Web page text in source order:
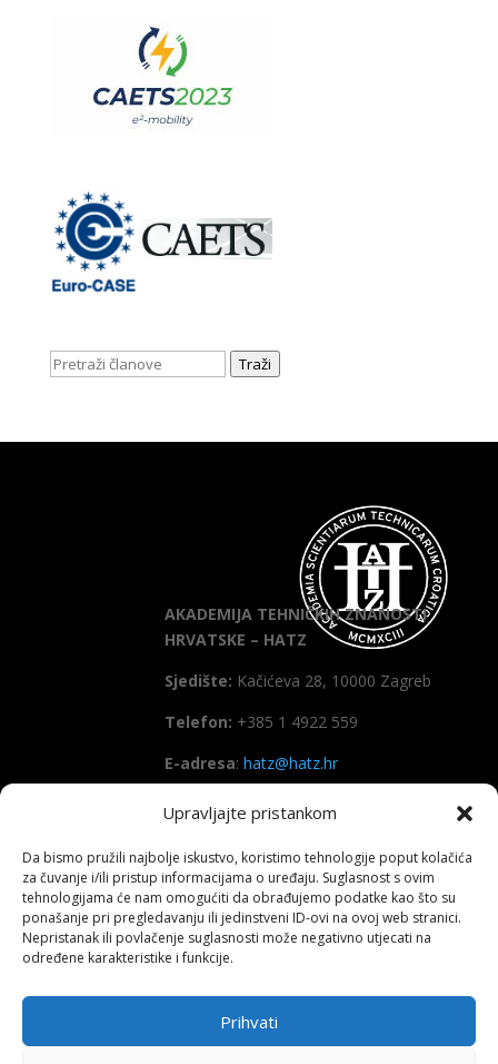
Upravljajte pristankom
Da bismo pružili najbolje iskustvo, koristimo tehnologije poput kolačića
za čuvanje i/ili pristup informacijama o uređaju. Suglasnost s ovim
tehnologijama će nam omogućiti da obrađujemo podatke kao što su
ponašanje pri pregledavanju ili jedinstveni ID-ovi na ovoj web stranici.
Nepristanak ili povlačenje suglasnosti može negativno utjecati na
određene karakteristike i funkcije.
Prihvati
Traži
AKADEMIJA TEHNIČKIH ZNANOSTI
HRVATSKE – HATZ
Sjedište: Kačićeva 28, 10000 Zagreb
Telefon: +385 1 4922 559
E-adresa: hatz@hatz.hr
OIB: 89465386965
IBAN HR7923600001101573628
(Zagrebačka banka d.d)
SWIFT: ZABAHR2X
Copyright All right reserved HATZ – 2026